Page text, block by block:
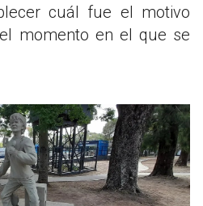
cuál fue el motivo
momento en el que se